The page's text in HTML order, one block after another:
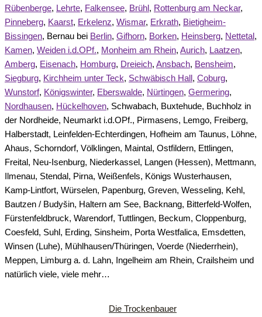
Rübenberge, Lehrte, Falkensee, Brühl, Rottenburg am Neckar,
Pinneberg, Kaarst, Erkelenz, Wismar, Erkrath, Bietigheim-
Bissingen, Bernau bei Berlin, Gifhorn, Borken, Heinsberg, Nettetal,
Kamen, Weiden i.d.OPf., Monheim am Rhein, Aurich, Laatzen,
Amberg, Eisenach, Homburg, Dreieich, Ansbach, Bensheim,
Siegburg, Kirchheim unter Teck, Schwäbisch Hall, Coburg,
Wunstorf, Königswinter, Eberswalde, Nürtingen, Germering,
Nordhausen, Hückelhoven, Schwabach, Buxtehude, Buchholz in
der Nordheide, Neumarkt i.d.OPf., Pirmasens, Lemgo, Freiberg,
Halberstadt, Leinfelden-Echterdingen, Hofheim am Taunus, Löhne,
Ahaus, Schorndorf, Völklingen, Maintal, Ostfildern, Ettlingen,
Freital, Neu-Isenburg, Niederkassel, Langen (Hessen), Mettmann,
Ilmenau, Stendal, Pirna, Weißenfels, Königs Wusterhausen,
Kamp-Lintfort, Würselen, Papenburg, Greven, Wesseling, Kehl,
Bautzen / Budyšin, Haltern am See, Backnang, Bitterfeld-Wolfen,
Fürstenfeldbruck, Warendorf, Tuttlingen, Beckum, Cloppenburg,
Coesfeld, Suhl, Erding, Sinsheim, Porta Westfalica, Emsdetten,
Winsen (Luhe), Mühlhausen/Thüringen, Voerde (Niederrhein),
Meppen, Limburg a. d. Lahn, Ingelheim am Rhein, Crailsheim und
natürlich viele, viele mehr…
Die Trockenbauer